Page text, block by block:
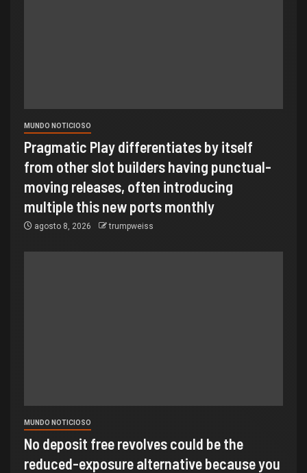
MUNDO NOTICIOSO
Pragmatic Play differentiates by itself
from other slot builders having punctual-
moving releases, often introducing
multiple this new ports monthly
agosto 8, 2026 trumpweiss
MUNDO NOTICIOSO
No deposit free revolves could be the
reduced-exposure alternative because you